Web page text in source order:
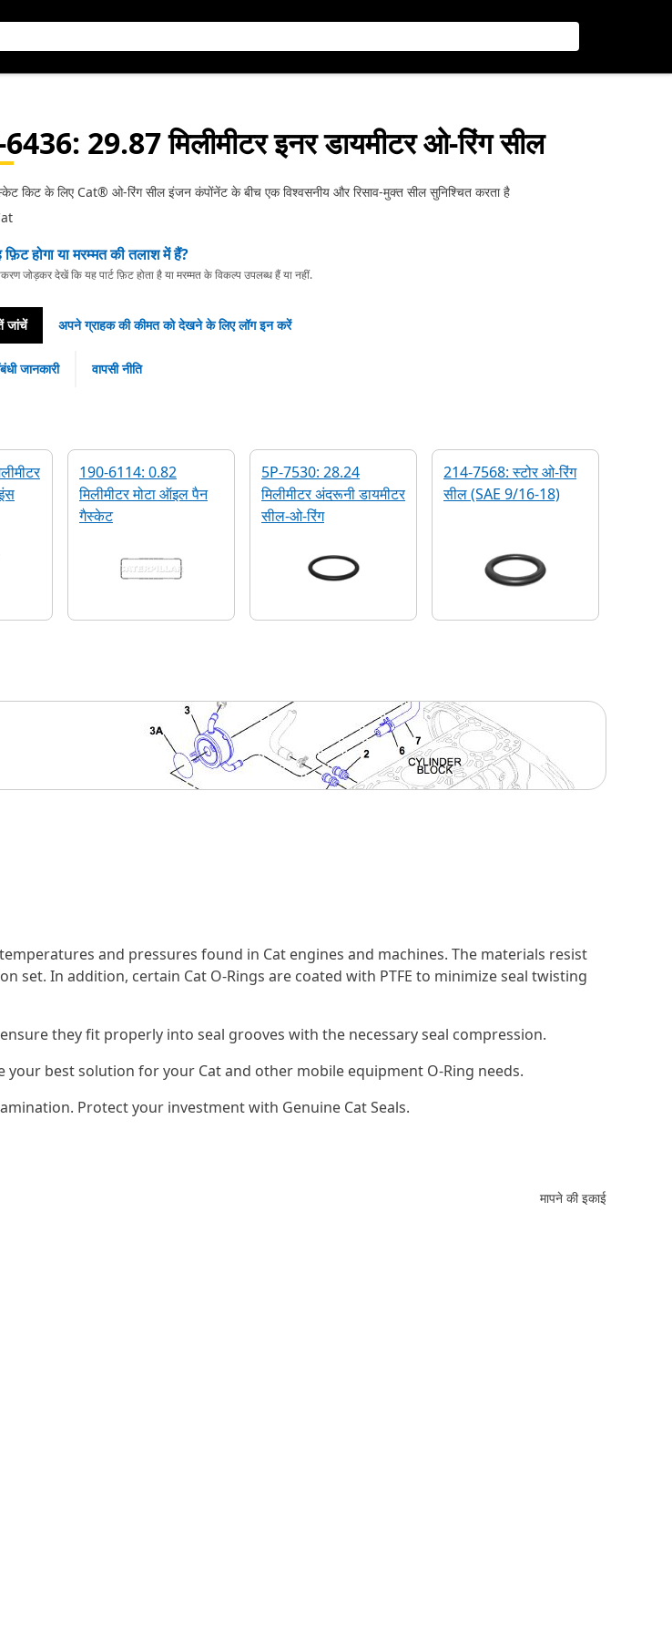
6436: 29.87 मिलीमीटर इनर डायमीटर ओ-रिंग सील
किट के लिए Cat® ओ-रिंग सील इंजन कंपोंनेंट के बीच एक विश्वसनीय और रिसाव-मुक्त सील सुनिश्चित करता है
फ़िट होगा या मरम्मत की तलाश में हैं?
जोड़कर देखें कि यह पार्ट फ़िट होता है या मरम्मत के विकल्प उपलब्ध हैं या नहीं.
जांचें अपने ग्राहक की कीमत को देखने के लिए लॉग इन करें
जानकारी वापसी नीति
190-6114: 0.82
मिलीमीटर मोटा ऑइल पैन
गैस्‍केट
5P-7530: 28.24
मिलीमीटर अंदरूनी डायमीटर
सील-ओ-रिंग
214-7568: स्टोर ओ-रिंग
सील (SAE 9/16-18)
and pressures found in Cat engines and machines. The materials resist
set. In addition, certain Cat O-Rings are coated with PTFE to minimize seal twisting
they fit properly into seal grooves with the necessary seal compression.
your best solution for your Cat and other mobile equipment O-Ring needs.
Protect your investment with Genuine Cat Seals.
मापने की इकाई